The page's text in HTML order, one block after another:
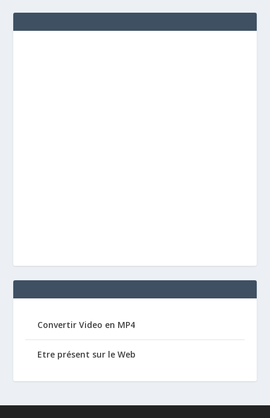
Convertir Video en MP4
Etre présent sur le Web